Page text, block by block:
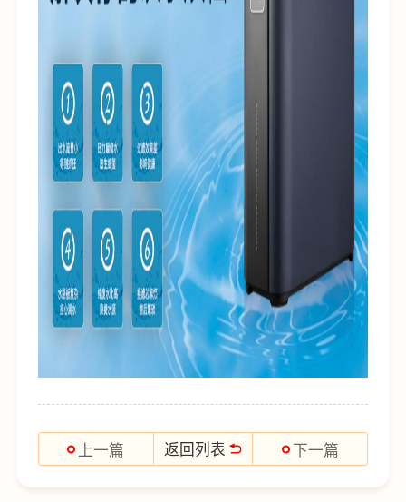
上一篇 返回列表 下一篇